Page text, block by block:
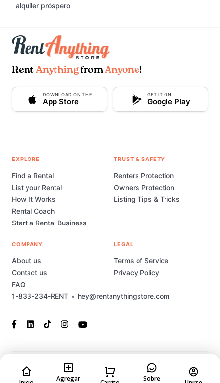
alquiler próspero
Agregar
Sobre
Rent AnythingfromAnyone!
DOWNLOAD ON THE
App Store
GET IT ON
Google Play
1-833-234-RENT • hey@rentanythingstore.com
EXPLORE
Find a Rental
List your Rental
How It Works
Rental Coach
Start a Rental Business
TRUST & SAFETY
Renters Protection
Owners Protection
Listing Tips & Tricks
COMPANY
About us
Contact us
FAQ
LEGAL
Terms of Service
Privacy Policy
© 2023-2026 Rent Anything Store Technology, Inc. All rights
reserved. This marketplace has been built and is supported by